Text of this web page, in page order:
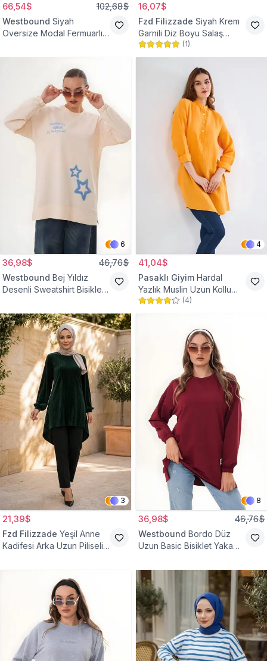
66,54$ 102,68$
Westbound Siyah
Oversize Modal Fermuarlı
16,07$
Fzd Filizzade Siyah Krem
Garnili Diz Boyu Salaş
Tunik
(1)
6
36,98$ 46,76$
Westbound Bej Yıldız
Desenli Sweatshirt Bisiklet
4
41,04$
Pasaklı Giyim Hardal
Yazlık Muslin Uzun Kollu
Hakim Yaka Cepli Tesettür
(4)
3
21,39$
Fzd Filizzade Yeşil Anne
Kadifesi Arka Uzun Piliseli
8
36,98$ 46,76$
Westbound Bordo Düz
Uzun Basic Bisiklet Yaka